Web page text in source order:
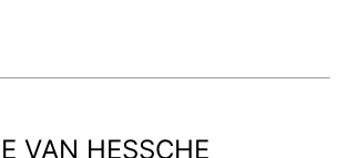
VAN HESSCHE